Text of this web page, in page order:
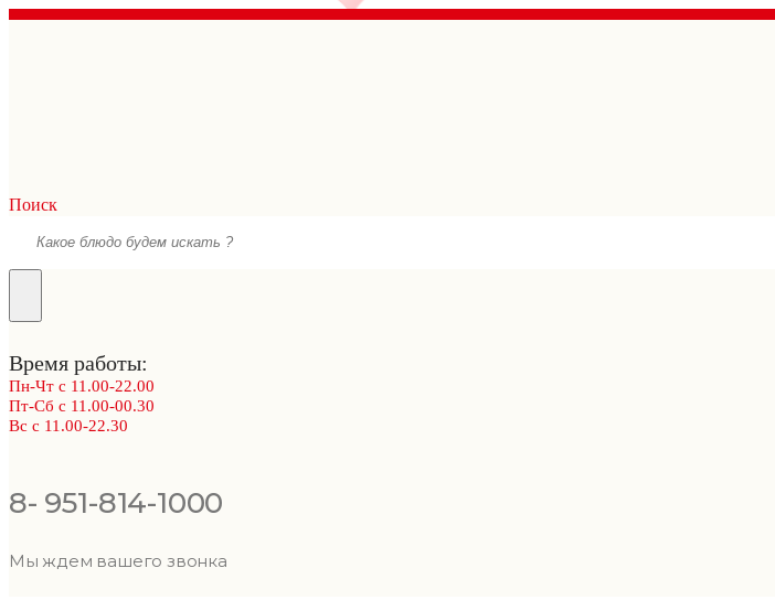
Поиск
Время работы:
Пн-Чт с 11.00-22.00
Пт-Сб с 11.00-00.30
Вс с 11.00-22.30
8- 951-814-1000
Мы ждем вашего звонка